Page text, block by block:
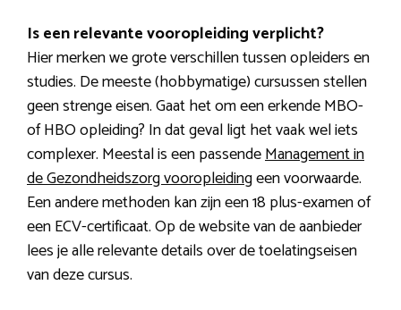
Is een relevante vooropleiding verplicht?
Hier merken we grote verschillen tussen opleiders en
studies. De meeste (hobbymatige) cursussen stellen
geen strenge eisen. Gaat het om een erkende MBO-
of HBO opleiding? In dat geval ligt het vaak wel iets
complexer. Meestal is een passendeManagement in
de Gezondheidszorg vooropleidingeen voorwaarde.
Een andere methoden kan zijn een 18 plus-examen of
een ECV-certificaat. Op de website van de aanbieder
lees je alle relevante details over de toelatingseisen
van deze cursus.